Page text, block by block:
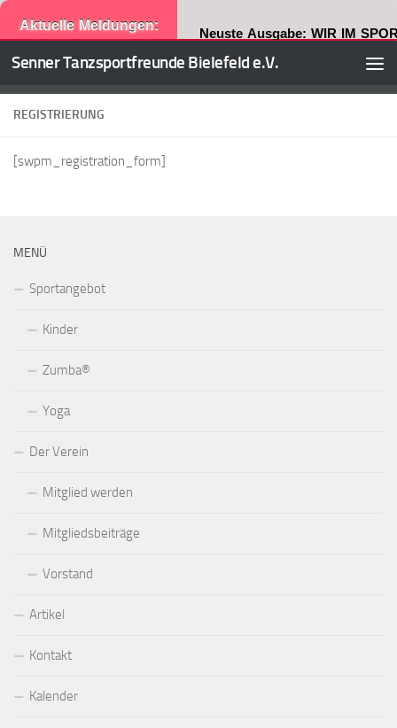
Aktuelle Meldungen: Neuste Ausgabe: WIR IM
Zum Inhalt springen
Senner Tanzsportfreunde Bielefeld e.V.
REGISTRIERUNG
[swpm_registration_form]
MENÜ
Sportangebot
Kinder
Zumba®
Yoga
Der Verein
Mitglied werden
Mitgliedsbeiträge
Vorstand
Artikel
Kontakt
Kalender